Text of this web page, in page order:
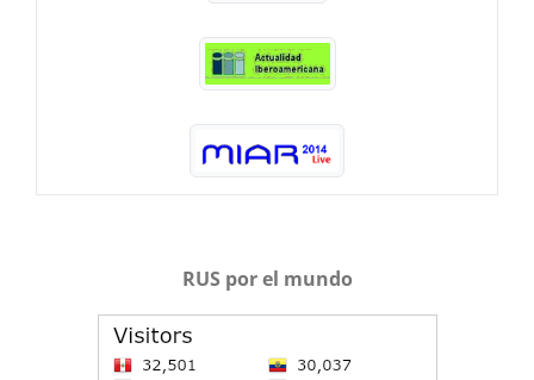
RUS por el mundo